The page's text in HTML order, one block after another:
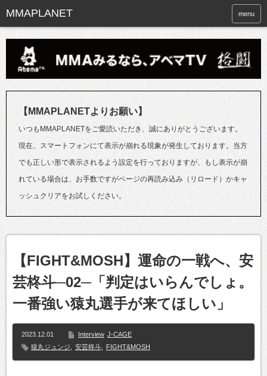
menu
【MMAPLANETよりお願い】
いつもMMAPLANETをご愛読いただき、誠にありがとうございます。
現在、スマートフォンにて表示が崩れる現象が発生しております。当方
でも正しい形で表示されるよう設定を行っておりますが、もし表示が崩
れている場合は、お手数ですがページの再読み込み（リロード）かキャ
ッシュクリアをお試しください。
【FIGHT&MOSH】運命の一戦へ、安
芸柊斗─02─「判定はいらんでしょ。
一番強い猿丸選手が来てほしい」
2023.12.01 Interview J-CAGE
猿丸ジュンジ
安芸柊斗 FIGHT&MOSH